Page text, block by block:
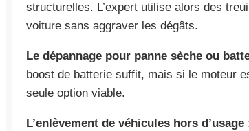
structurelles. L’expert utilise alors des
voiture sans aggraver les dégâts.
Le dépannage pour panne sèche ou
boost de batterie suffit, mais si le moteur
seule option viable.
L’enlèvement de véhicules hors